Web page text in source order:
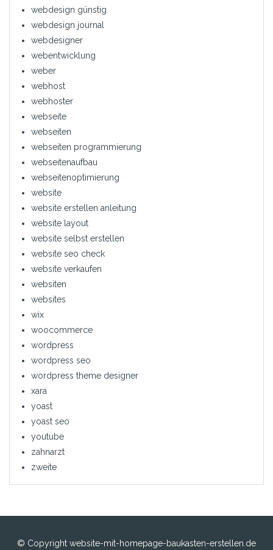
webdesign günstig
webdesign journal
webdesigner
webentwicklung
weber
webhost
webhoster
webseite
webseiten
webseiten programmierung
webseitenaufbau
webseitenoptimierung
website
website erstellen anleitung
website layout
website selbst erstellen
website seo check
website verkaufen
websiten
websites
wix
woocommerce
wordpress
wordpress seo
wordpress theme designer
xara
yoast
yoast seo
youtube
zahnarzt
zweite
© Copyright website-mit-homepage-baukasten-erstellen.de